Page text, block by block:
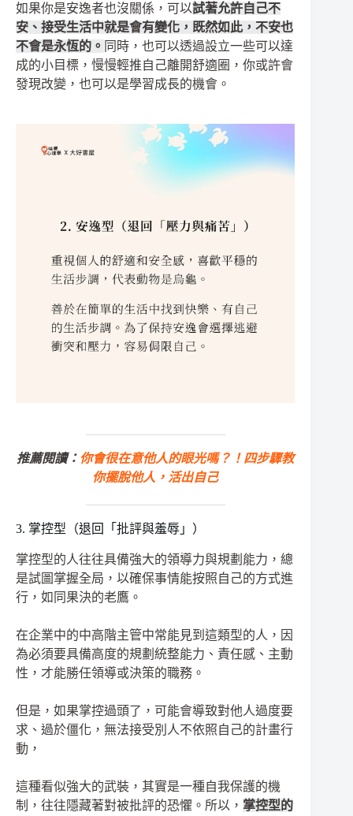
如果你是安逸者也沒關係，可以試著允許自己不
安、接受生活中就是會有變化，既然如此，不安也
不會是永恆的。 同時，也可以透過設立一些可以達
成的小目標，慢慢輕推自己離開舒適圈，你或許會
發現改變，也可以是學習成長的機會。
推薦閱讀： 你會很在意他人的眼光嗎？！四步驟教
你擺脫他人，活出自己
3. 掌控型（退回「批評與羞辱」）
掌控型的人往往具備強大的領導力與規劃能力，總
是試圖掌握全局，以確保事情能按照自己的方式進
行，如同果決的老鷹。
在企業中的中高階主管中常能見到這類型的人，因
為必須要具備高度的規劃統整能力、責任感、主動
性，才能勝任領導或決策的職務。
但是，如果掌控過頭了，可能會導致對他人過度要
求、過於僵化，無法接受別人不依照自己的計畫行
動，
這種看似強大的武裝，其實是一種自我保護的機
制，往往隱藏著對被批評的恐懼。所以， 掌控型的